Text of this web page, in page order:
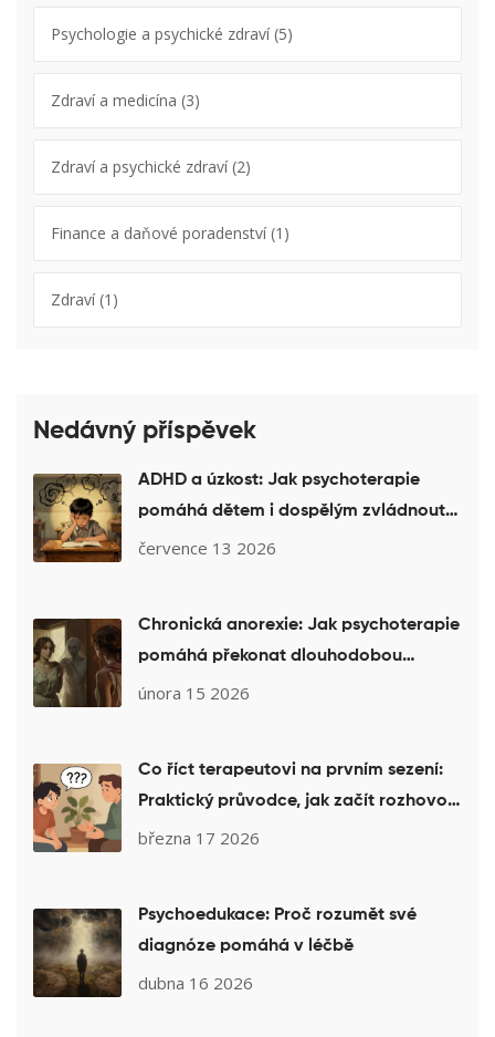
Psychologie a psychické zdraví(5)
Zdraví a medicína (3)
Zdraví a psychické zdraví(2)
Finance a daňové poradenství(1)
Zdraví(1)
Nedávný příspěvek
ADHD a úzkost: Jak psychoterapie
pomáhá dětem i dospělým zvládnout
komorbiditu
července 13 2026
Chronická anorexie: Jak psychoterapie
pomáhá překonat dlouhodobou
poruchu příjmu potravy
února 15 2026
Co říct terapeutovi na prvním sezení:
Praktický průvodce, jak začít rozhovor
v psychoterapii
března 17 2026
Psychoedukace: Proč rozumět své
diagnóze pomáhá v léčbě
dubna 16 2026